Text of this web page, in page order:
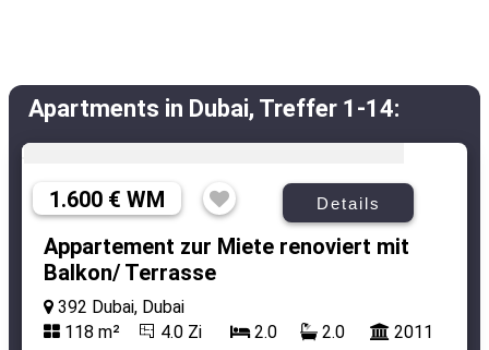
Apartments in Dubai, Treffer 1-14:
1.600 € WM Details
Appartement zur Miete renoviert mit
Balkon/ Terrasse
392 Dubai, Dubai
118 m²
4.0 Zi 2.0 2.0 2011